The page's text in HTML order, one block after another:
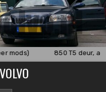
mods) 850 T5 deur,